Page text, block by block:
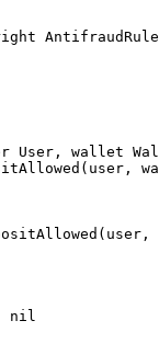
User, wallet
nil